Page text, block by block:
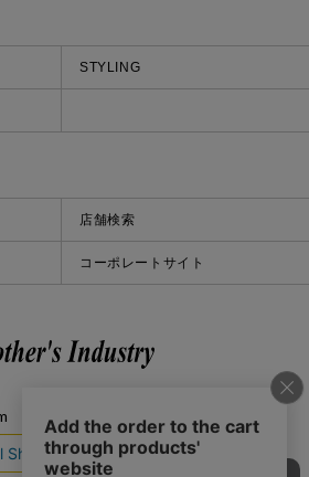
STYLING
店舗検索
コーポレートサイト
LINE
Android